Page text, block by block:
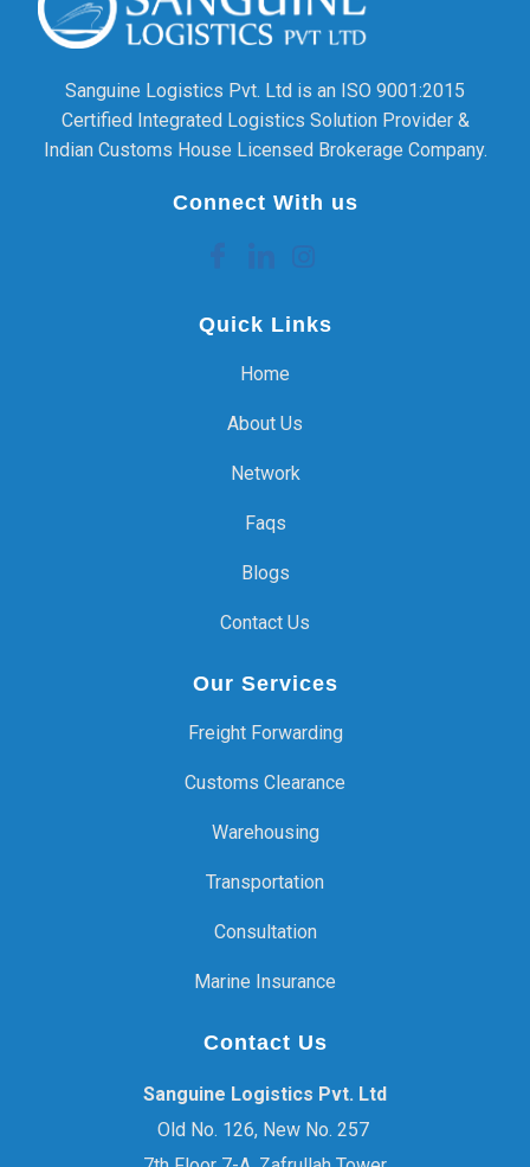
Sanguine Logistics Pvt. Ltd is an ISO 9001:2015
Certified Integrated Logistics Solution Provider &
Indian Customs House Licensed Brokerage Company.
Connect With us
Quick Links
Home
About Us
Network
Faqs
Blogs
Contact Us
Our Services
Freight Forwarding
Customs Clearance
Warehousing
Transportation
Consultation
Marine Insurance
Contact Us
Sanguine Logistics Pvt. Ltd
Old No. 126, New No. 257